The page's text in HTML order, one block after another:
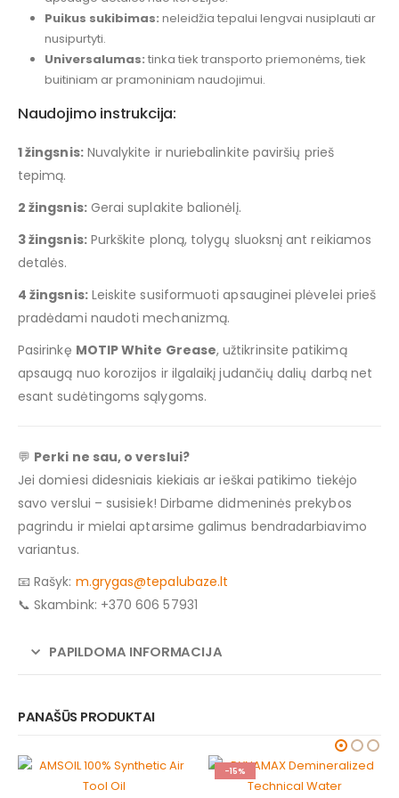
Puikus sukibimas: neleidžia tepalui lengvai nusiplauti ar
nusipurtyti.
Universalumas: tinka tiek transporto priemonėms, tiek
buitiniam ar pramoniniam naudojimui.
Naudojimo instrukcija:
1 žingsnis:Nuvalykite ir nuriebalinkite paviršių prieš
tepimą.
2 žingsnis:Gerai suplakite balionėlį.
3 žingsnis:Purkškite ploną, tolygų sluoksnį ant reikiamos
detalės.
4 žingsnis:Leiskite susiformuoti apsauginei plėvelei prieš
pradėdami naudoti mechanizmą.
Pasirinkę MOTIP White Grease, užtikrinsite patikimą
apsaugą nuo korozijos ir ilgalaikį judančių dalių darbą net
esant sudėtingoms sąlygoms.
💬 Perki ne sau, o verslui?
Jei domiesi didesniais kiekiais ar ieškai patikimo tiekėjo
savo verslui – susisiek! Dirbame didmeninės prekybos
pagrindu ir mielai aptarsime galimus bendradarbiavimo
variantus.
📧 Rašyk: m.grygas@tepalubaze.lt
📞 Skambink: +370 606 57931
PAPILDOMA INFORMACIJA
PANAŠŪS PRODUKTAI
-15% -15%